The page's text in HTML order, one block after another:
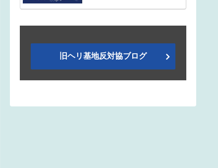
旧ヘリ基地反対協ブログ